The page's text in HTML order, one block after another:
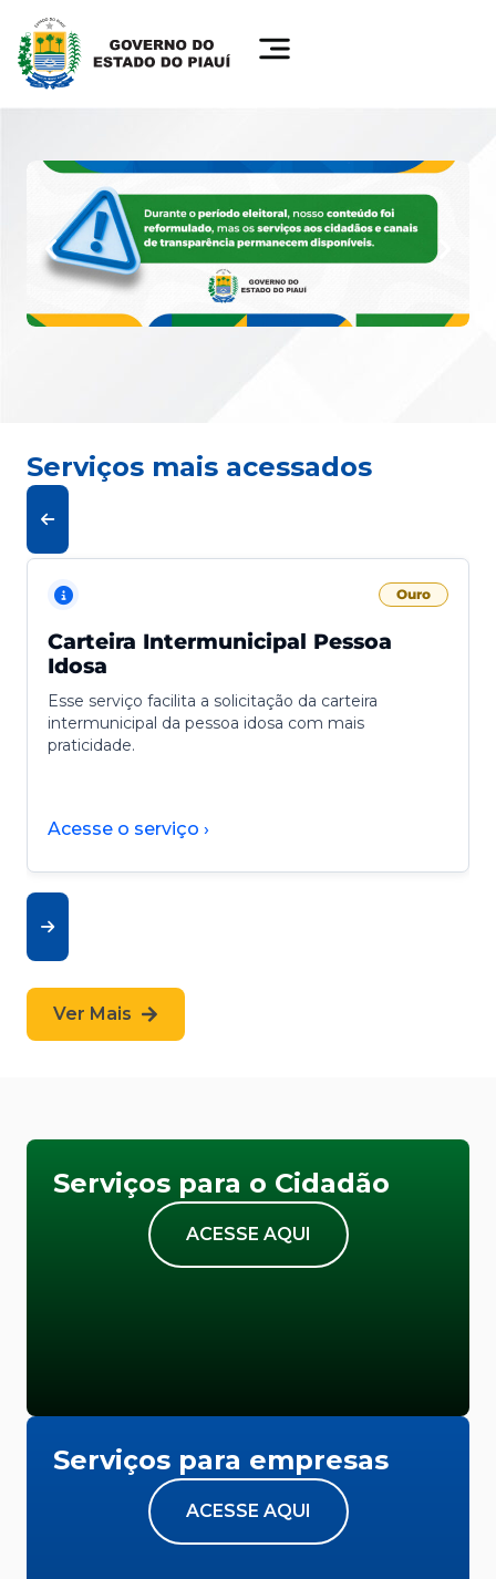
Serviços mais acessados
Ouro
Carteira Intermunicipal Pessoa
Idosa
Esse serviço facilita a solicitação da carteira
intermunicipal da pessoa idosa com mais
praticidade.
Acesse o serviço ›
Ver Mais
Serviços para o Cidadão
ACESSE AQUI
Serviços para empresas
ACESSE AQUI